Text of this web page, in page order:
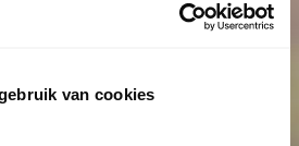
van cookies